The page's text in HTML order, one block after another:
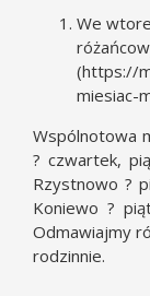
We
(https://
miesiac-
Wspólnotowa
? czwartek,
Rzystnowo ?
Koniewo ?
Odmawiajmy
rodzinnie.